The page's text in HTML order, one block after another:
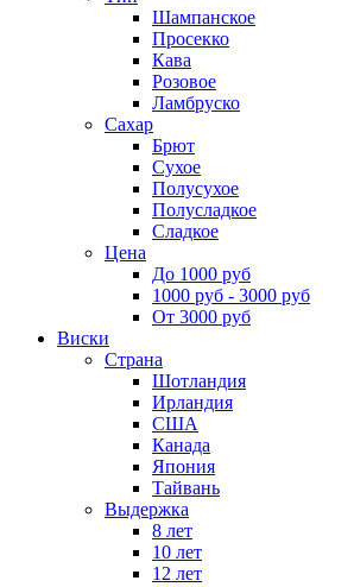
Шампанское
Просекко
Кава
Розовое
Ламбруско
Сахар
Брют
Сухое
Полусухое
Полусладкое
Сладкое
Цена
До 1000 руб
1000 руб - 3000 руб
От 3000 руб
Виски
Страна
Шотландия
Ирландия
США
Канада
Япония
Тайвань
Выдержка
8 лет
10 лет
12 лет